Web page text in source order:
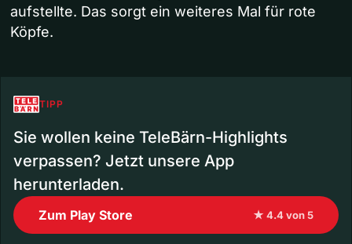
aufstellte. Das sorgt ein weiteres Mal für rote
Köpfe.
TIPP
Sie wollen keine TeleBärn-Highlights
verpassen? Jetzt unsere App
herunterladen.
Zum Play Store ★ 4.4 von 5